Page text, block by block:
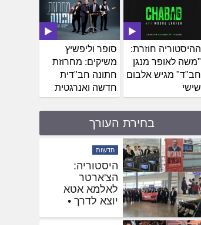
סופר וליפשיץ
משיקים: מחרוזת
חתונה חב"דית
חדשה ואנרגטית
ההיסטוריה חוזרת:
"משה לאופר מנגן
חב"ד" מגיש אלבום
שישי
בחירת העורך
חדשות
שלוחים
באוקראינה
הגיעו לחזק את
השליח